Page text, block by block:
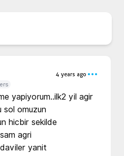
4 years ago
yapiyorum..ilk2 yil agir
sol omuzun
hicbir sekilde
agri
yanit